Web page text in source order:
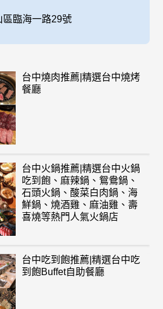
臨海一路29號
台中燒肉推薦|精選台中燒烤
餐廳
台中火鍋推薦|精選台中火鍋
吃到飽、麻辣鍋、鴛鴦鍋、
石頭火鍋、酸菜白肉鍋、海
鮮鍋、燒酒雞、麻油雞、壽
喜燒等熱門人氣火鍋店
台中吃到飽推薦|精選台中吃
到飽Buffet自助餐廳